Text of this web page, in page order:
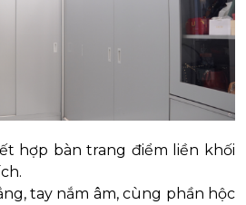
hợp bàn trang điểm liền khối
tay nắm âm, cùng phần hộc